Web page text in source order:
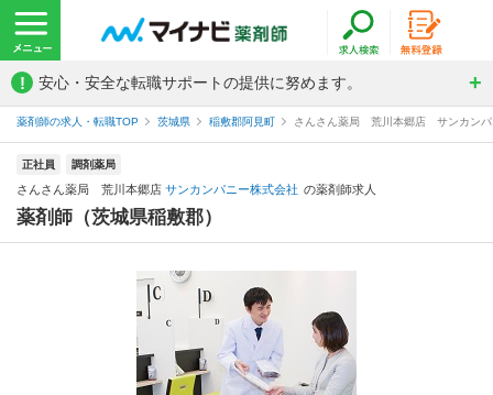
! 安心・安全な転職サポートの提供に努めます。
薬剤師の求人・転職TOP 茨城県 稲敷郡阿見町 さんさん薬局 荒川本郷店 サンカンパ
正社員 調剤薬局
さんさん薬局 荒川本郷店 サンカンパニー株式会社 の薬剤師求人
薬剤師（茨城県稲敷郡）